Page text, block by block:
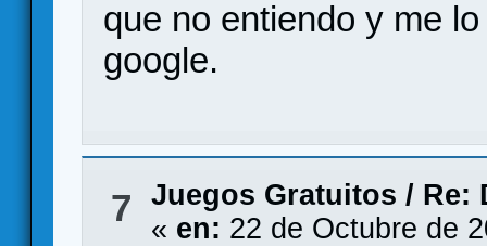
que no entiendo y me
google.
7 Juegos Gratuitos / Re:
« en: 22 de Octubre de